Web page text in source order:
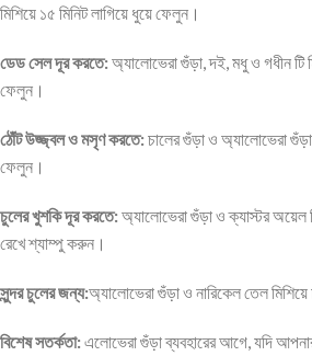
মিশিয়ে ১৫ মিনিট লাগিয়ে ধুয়ে ফেলুন।
ডেড সেল দূর করতে:অ্যালোভেরা গুঁড়া, দই, মধু ও গধীন টি
ফেলুন।
ঠোঁট উজ্জ্বল ও মসৃণ করতে:চালের গুঁড়া ও অ্যালোভেরা গুঁড়া
ফেলুন।
চুলের খুশকি দূর করতে:অ্যালোভেরা গুঁড়া ও ক্যাস্টর অয়েল
রেখে শ্যাম্পু করুন।
সুন্দর চুলের জন্য:অ্যালোভেরা গুঁড়া ও নারিকেল তেল
বিশেষ সতর্কতা:এলোভেরা গুঁড়া ব্যবহারের আগে, যদি